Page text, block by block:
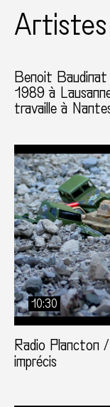
Artistes
Benoit Baudinat
1989 à
travaille à
10:30
Radio Plancton
imprécis